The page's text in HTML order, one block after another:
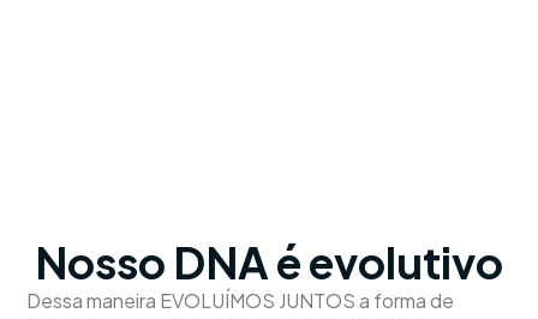
Nosso DNA é evolutivo
Dessamaneira EVOLUÍMOS JUNTOS a forma de